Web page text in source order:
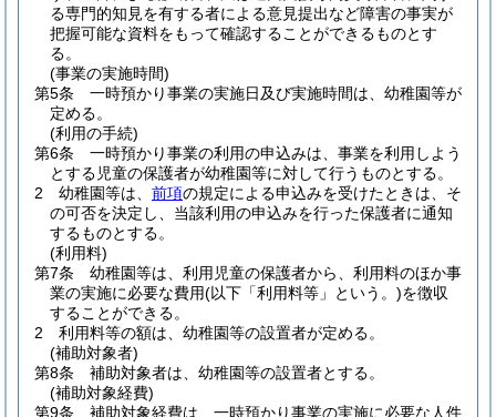
る専門的知見を有する者による意見提出など障害の事実が
把握可能な資料をもって確認することができるものとす
る。
(事業の実施時間)
第5条
一時預かり事業の実施日及び実施時間は、幼稚園等が
定める。
(利用の手続)
第6条
一時預かり事業の利用の申込みは、事業を利用しよう
とする児童の保護者が幼稚園等に対して行うものとする。
2
幼稚園等は、 前項の規定による申込みを受けたときは、そ
の可否を決定し、当該利用の申込みを行った保護者に通知
するものとする。
(利用料)
第7条
幼稚園等は、利用児童の保護者から、利用料のほか事
業の実施に必要な費用(以下「利用料等」という。)を徴収
することができる。
2
利用料等の額は、幼稚園等の設置者が定める。
(補助対象者)
第8条
補助対象者は、幼稚園等の設置者とする。
(補助対象経費)
第9条
補助対象経費は、一時預かり事業の実施に必要な人件